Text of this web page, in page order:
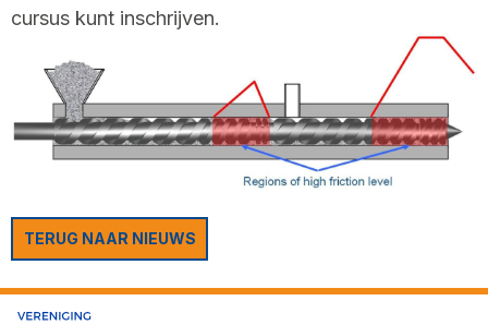
cursus kunt inschrijven.
TERUG NAAR NIEUWS